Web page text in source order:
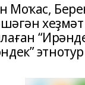
Моҡас,
этнотур